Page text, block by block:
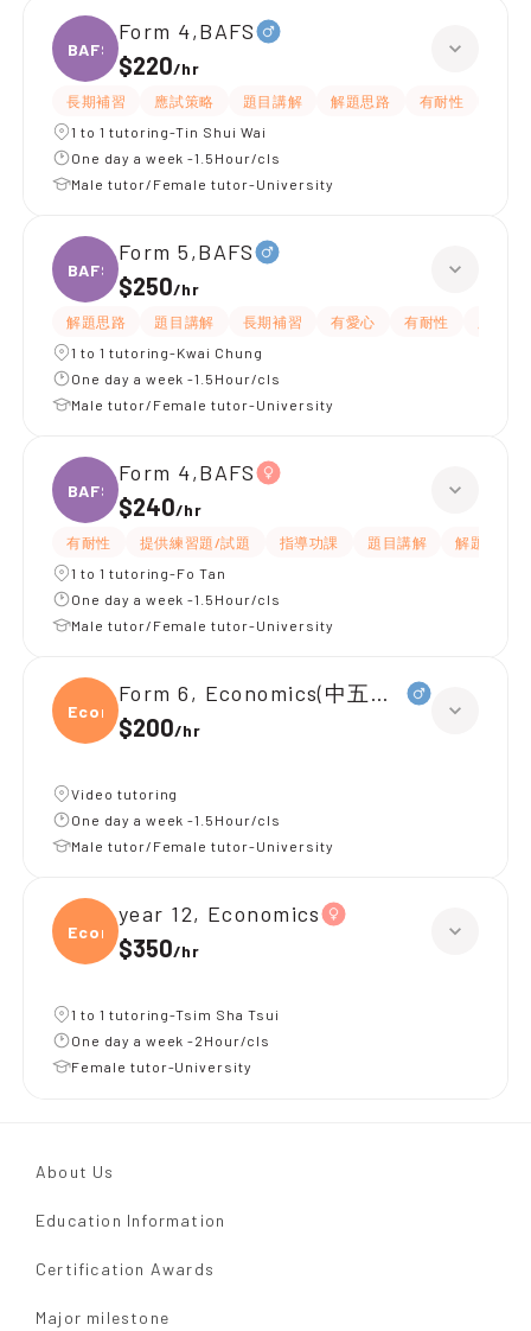
BAFS
Form 4,BAFS
$220/hr
長期補習 應試策略 題目講解 解題思路 有耐性
1 to 1 tutoring-Tin Shui Wai
One day a week -1.5Hour/cls
Male tutor/Female tutor-University
BAFS
Form 5,BAFS
$250/hr
解題思路 題目講解 長期補習 有愛心 有耐性
1 to 1 tutoring-Kwai Chung
One day a week -1.5Hour/cls
Male tutor/Female tutor-University
BAFS
Form 4,BAFS
$240/hr
有耐性 提供練習題/試題 指導功課 題目講解
解題思路
1 to 1 tutoring-Fo Tan
One day a week -1.5Hour/cls
Male tutor/Female tutor-University
Econ
Form 6, Economics(中五升中六)
$200/hr
Video tutoring
One day a week -1.5Hour/cls
Male tutor/Female tutor-University
Econ
year 12, Economics
$350/hr
1 to 1 tutoring-Tsim Sha Tsui
One day a week -2Hour/cls
Female tutor-University
About Us
Education Information
Certification Awards
Major milestone